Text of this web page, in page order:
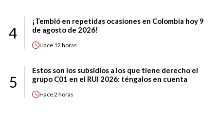
4
¡Tembló en repetidas ocasiones en Colombia hoy 9
de agosto de 2026!
Hace 12 horas
5
Estos son los subsidios a los que tiene derecho el
grupo C01 en el RUI 2026: téngalos en cuenta
Hace2 horas